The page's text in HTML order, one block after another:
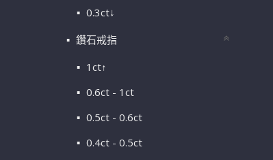
0.3ct↓
鑽石戒指
1ct↑
0.6ct - 1ct
0.5ct - 0.6ct
0.4ct - 0.5ct